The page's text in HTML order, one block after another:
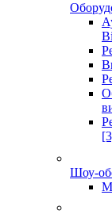
Шоу-